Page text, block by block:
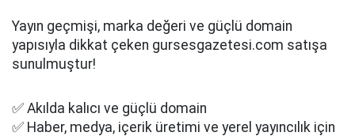
Yayın geçmişi, marka değeri ve güçlü domain
yapısıyla dikkat çeken gursesgazetesi.com satışa
sunulmuştur!
✅ Akılda kalıcı ve güçlü domain
✅ Haber, medya, içerik üretimi ve yerel yayıncılık için